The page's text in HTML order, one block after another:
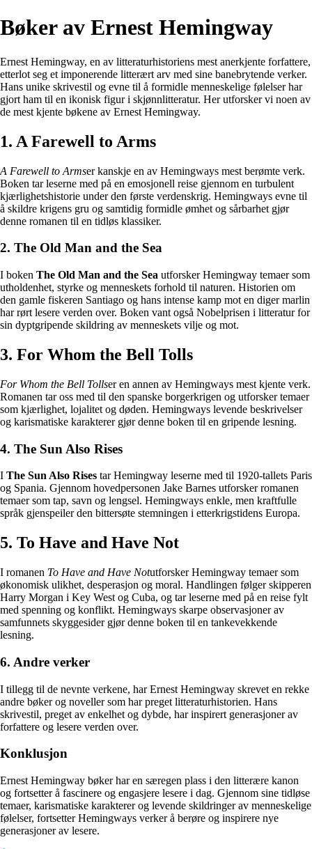
Bøker av Ernest Hemingway
Ernest Hemingway, en av litteraturhistoriens mest anerkjente forfattere,
etterlot seg et imponerende litterært arv med sine banebrytende verker.
Hans unike skrivestil og evne til å formidle menneskelige følelser har
gjort ham til en ikonisk figur i skjønnlitteratur. Her utforsker vi noen av
de mest kjente bøkene av Ernest Hemingway.
1. A Farewell to Arms
A Farewell to Armser kanskje en av Hemingways mest berømte verk.
Boken tar leserne med på en emosjonell reise gjennom en turbulent
kjærlighetshistorie under den første verdenskrig. Hemingways evne til
å skildre krigens gru og samtidig formidle ømhet og sårbarhet gjør
denne romanen til en tidløs klassiker.
2. The Old Man and the Sea
I boken The Old Man and the Sea utforsker Hemingway temaer som
utholdenhet, styrke og menneskets forhold til naturen. Historien om
den gamle fiskeren Santiago og hans intense kamp mot en diger marlin
har rørt lesere verden over. Boken vant også Nobelprisen i litteratur for
sin dyptgripende skildring av menneskets vilje og mot.
3. For Whom the Bell Tolls
For Whom the Bell Tollser en annen av Hemingways mest kjente verk.
Romanen tar oss med til den spanske borgerkrigen og utforsker temaer
som kjærlighet, lojalitet og døden. Hemingways levende beskrivelser
og karismatiske karakterer gjør denne boken til en gripende lesning.
4. The Sun Also Rises
I The Sun Also Rises tar Hemingway leserne med til 1920-tallets Paris
og Spania. Gjennom hovedpersonen Jake Barnes utforsker romanen
temaer som tap, savn og lengsel. Hemingways enkle, men kraftfulle
språk gjenspeiler den bittersøte stemningen i etterkrigstidens Europa.
5. To Have and Have Not
I romanen To Have and Have Notutforsker Hemingway temaer som
økonomisk ulikhet, desperasjon og moral. Handlingen følger skipperen
Harry Morgan i Key West og Cuba, og tar leserne med på en reise fylt
med spenning og konflikt. Hemingways skarpe observasjoner av
samfunnets skyggesider gjør denne boken til en tankevekkende
lesning.
6. Andre verker
I tillegg til de nevnte verkene, har Ernest Hemingway skrevet en rekke
andre bøker og noveller som har preget litteraturhistorien. Hans
skrivestil, preget av enkelhet og dybde, har inspirert generasjoner av
forfattere og lesere verden over.
Konklusjon
Ernest Hemingway bøker har en særegen plass i den litterære kanon
og fortsetter å fascinere og engasjere lesere i dag. Gjennom sine tidløse
temaer, karismatiske karakterer og levende skildringer av menneskelige
følelser, fortsetter Hemingways verker å berøre og inspirere nye
generasjoner av lesere.